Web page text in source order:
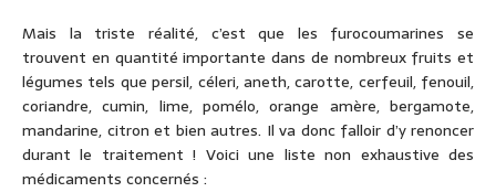
Mais la triste réalité, c’est que les furocoumarines se
trouvent en quantité importante dans de nombreux fruits et
légumes tels que persil, céleri, aneth, carotte, cerfeuil, fenouil,
coriandre, cumin, lime, pomélo, orange amère, bergamote,
mandarine, citron et bien autres. Il va donc falloir d’y renoncer
durant le traitement ! Voici une liste non exhaustive des
médicaments concernés :